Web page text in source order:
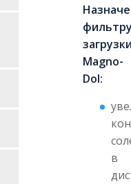
Magno-
Dol:
в